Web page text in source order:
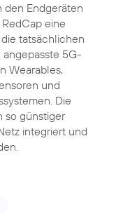
den Endgeräten
eine
tatsächlichen
angepasste 5G-
Wearables,
und
Die
so günstiger
integriert und